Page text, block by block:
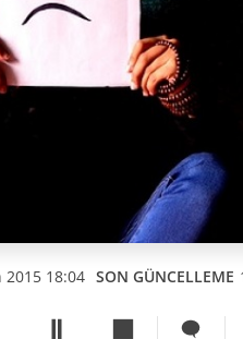
2015 18:04 SON GÜNCELLEME